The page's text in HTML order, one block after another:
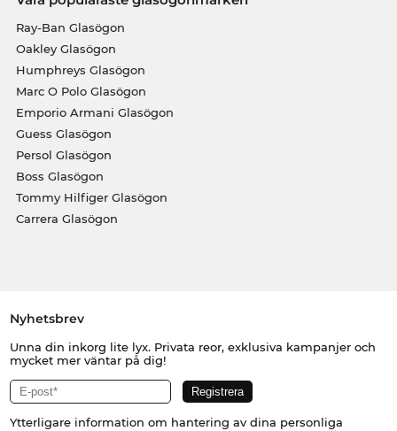
Ray-Ban Glasögon
Oakley Glasögon
Humphreys Glasögon
Marc O Polo Glasögon
Emporio Armani Glasögon
Guess Glasögon
Persol Glasögon
Boss Glasögon
Tommy Hilfiger Glasögon
Carrera Glasögon
Nyhetsbrev
Unna din inkorg lite lyx. Privata reor, exklusiva kampanjer och
mycket mer väntar på dig!
Ytterligare information om hantering av dina personliga